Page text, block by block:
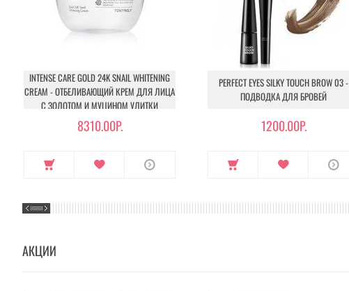
INTENSE CARE GOLD 24K SNAIL WHITENING
CREAM - ОТБЕЛИВАЮЩИЙ КРЕМ ДЛЯ ЛИЦА
С ЗОЛОТОМ И МУЦИНОМ УЛИТКИ
8310.00Р.
PERFECT EYES SILKY TOUCH BROW 03 -
ПОДВОДКА ДЛЯ БРОВЕЙ
1200.00Р.
АКЦИИ